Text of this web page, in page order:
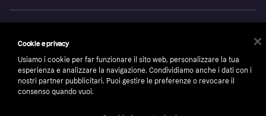
number: 556737-0431
CookiesKlarna.com
Cookie e privacy
Usiamo i cookie per far funzionare il sito web, personalizzare la tua
esperienza e analizzare la navigazione. Condividiamo anche i dati con i
nostri partner pubblicitari. Puoi gestire le preferenze o revocare il
consenso quando vuoi.